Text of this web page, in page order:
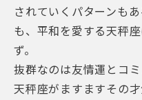
されていくパターンも
も、平和を愛する天秤
ず。
抜群なのは友情運とコ
天秤座がますますその